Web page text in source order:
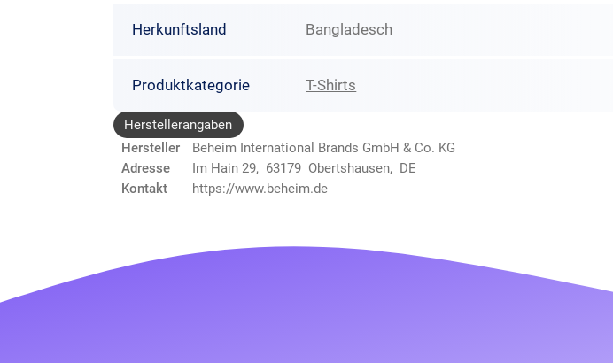
Herkunftsland Bangladesch
Produktkategorie T-Shirts
Herstellerangaben
Hersteller
Beheim International Brands GmbH & Co. KG
Adresse
Im Hain 29, 63179 Obertshausen, DE
Kontakt
https://www.beheim.de